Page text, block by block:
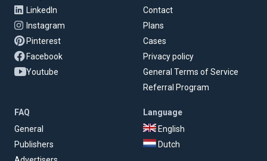
LinkedIn
Instagram
Pinterest
Facebook
Youtube
Contact
Plans
Cases
Privacy policy
General Terms of Service
Referral Program
FAQ
General
Publishers
Language
English
Dutch